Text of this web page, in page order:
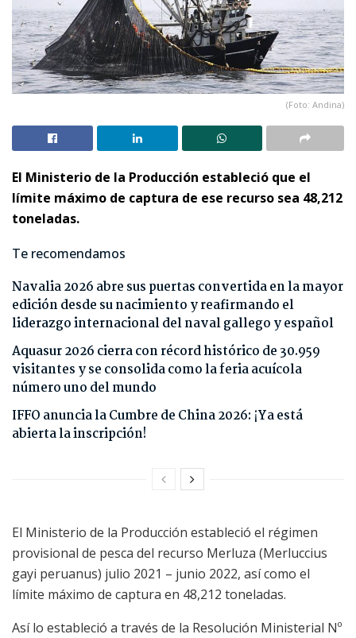
(Foto: Andina)
El Ministerio de la Producción estableció que el
límite máximo de captura de ese recurso sea 48,212
toneladas.
Te recomendamos
Navalia 2026 abre sus puertas convertida en la mayor
edición desde su nacimiento y reafirmando el
liderazgo internacional del naval gallego y español
Aquasur 2026 cierra con récord histórico de 30.959
visitantes y se consolida como la feria acuícola
número uno del mundo
IFFO anuncia la Cumbre de China 2026: ¡Ya está
abierta la inscripción!
El Ministerio de la Producción estableció el régimen
provisional de pesca del recurso Merluza (Merluccius
gayi peruanus) julio 2021 – junio 2022, así como el
límite máximo de captura en 48,212 toneladas.
Así lo estableció a través de la Resolución Ministerial Nº